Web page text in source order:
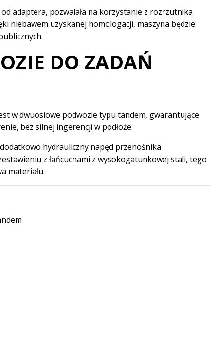
adaptera, pozwalała na korzystanie z rozrzutnika
niebawem uzyskanej homologacji, maszyna będzie
DO ZADAŃ
w dwuosiowe podwozie typu tandem, gwarantujące
bez silnej ingerencji w podłoże.
hydrauliczny napęd przenośnika
z łańcuchami z wysokogatunkowej stali, tego
materiału.